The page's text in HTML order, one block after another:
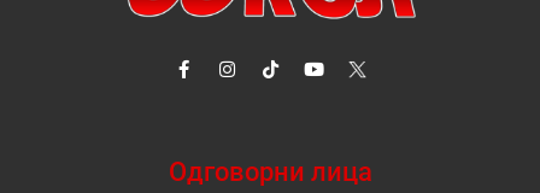
Одговорни лица